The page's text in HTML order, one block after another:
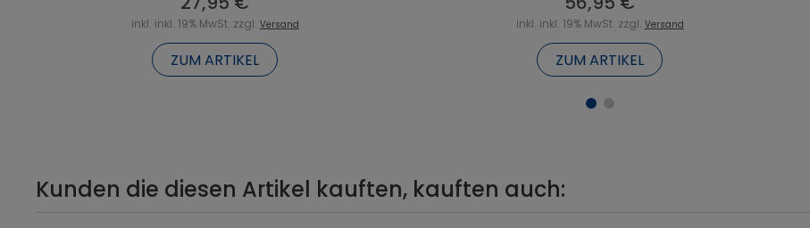
inkl. inkl. 19% MwSt. zzgl. Versand
ZUM ARTIKEL
inkl. inkl. 19% MwSt. zzgl. Versand
ZUM ARTIKEL
Kunden die diesen Artikel kauften, kauften auch: